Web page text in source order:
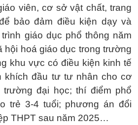
viên, cơ sở vật chất, trang
bảo đảm điều kiện dạy và
giáo dục phổ thông năm
hội hoá giáo dục trong trường
khu vực có điều kiện kinh tế
khích đầu tư tư nhân cho cơ
đại học; thí điểm phổ
trẻ 3-4 tuổi; phương án đổi
THPT sau năm 2025…